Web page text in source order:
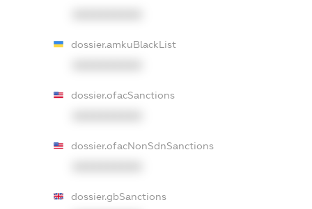
dossier.amkuBlackList
dossier.ofacSanctions
dossier.ofacNonSdnSanctions
dossier.gbSanctions